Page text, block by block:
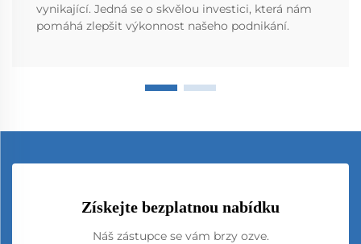
vynikající. Jedná se o skvělou investici, která nám
pomáhá zlepšit výkonnost našeho podnikání.
Získejte bezplatnou nabídku
Náš zástupce se vám brzy ozve.